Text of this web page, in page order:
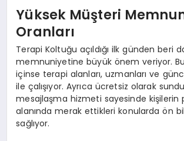
Yüksek Müşteri
Oranları
Terapi Koltuğu açıldığı ilk günden beri
memnuniyetine büyük önem veriyor.
içinse terapi alanları, uzmanları ve
ile çalışıyor. Ayrıca ücretsiz olarak
mesajlaşma hizmeti sayesinde kişilerin
alanında merak ettikleri konularda ön
sağlıyor.